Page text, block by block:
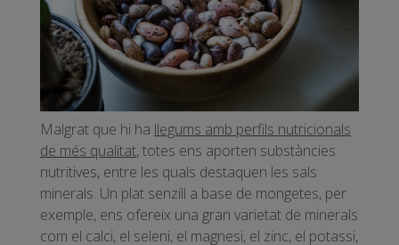
Malgrat que hi ha llegums amb perfils nutricionals
de més qualitat, totes ens aporten substàncies
nutritives, entre les quals destaquen les sals
minerals. Un plat senzill a base de mongetes, per
exemple, ens ofereix una gran varietat de minerals
com el calci, el seleni, el magnesi, el zinc, el potassi,